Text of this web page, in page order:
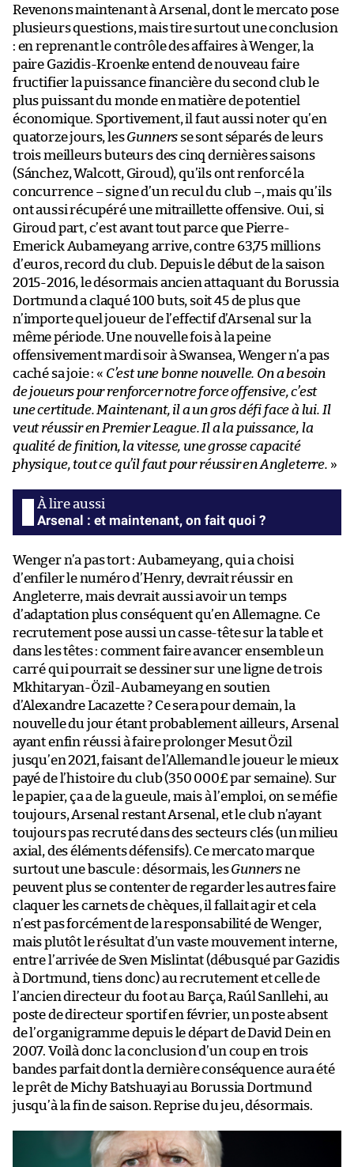
Revenons maintenant à Arsenal, dont le mercato pose
plusieurs questions, mais tire surtout une conclusion
: en reprenant le contrôle des affaires à Wenger, la
paire Gazidis-Kroenke entend de nouveau faire
fructifier la puissance financière du second club le
plus puissant du monde en matière de potentiel
économique. Sportivement, il faut aussi noter qu’en
quatorze jours, lesGunners se sont séparés de leurs
trois meilleurs buteurs des cinq dernières saisons
(Sánchez, Walcott, Giroud), qu’ils ont renforcé la
concurrence – signe d’un recul du club –, mais qu’ils
ont aussi récupéré une mitraillette offensive. Oui, si
Giroud part, c’est avant tout parce que Pierre-
Emerick Aubameyang arrive, contre 63,75 millions
d’euros, record du club. Depuis le début de la saison
2015-2016, le désormais ancien attaquant du Borussia
Dortmund a claqué 100 buts, soit 45 de plus que
n’importe quel joueur de l’effectif d’Arsenal sur la
même période. Une nouvelle fois à la peine
offensivement mardi soir à Swansea, Wenger n’a pas
caché sa joie : « C’est une bonne nouvelle. On a besoin
de joueurs pour renforcer notre force offensive, c’est
une certitude. Maintenant, il a un gros défi face à lui. Il
veut réussir en Premier League. Il a la puissance, la
qualité de finition, la vitesse, une grosse capacité
physique, tout ce qu’il faut pour réussir en Angleterre. »
Arsenal : et maintenant, on fait quoi ?
Wenger n’a pas tort : Aubameyang, qui a choisi
d’enfiler le numéro d’Henry, devrait réussir en
Angleterre, mais devrait aussi avoir un temps
d’adaptation plus conséquent qu’en Allemagne. Ce
recrutement pose aussi un casse-tête sur la table et
dans les têtes : comment faire avancer ensemble un
carré qui pourrait se dessiner sur une ligne de trois
Mkhitaryan-Özil-Aubameyang en soutien
d’Alexandre Lacazette ? Ce sera pour demain, la
nouvelle du jour étant probablement ailleurs, Arsenal
ayant enfin réussi à faire prolonger Mesut Özil
jusqu’en 2021, faisant de l’Allemand le joueur le mieux
payé de l’histoire du club (350 000£ par semaine). Sur
le papier, ça a de la gueule, mais à l’emploi, on se méfie
toujours, Arsenal restant Arsenal, et le club n’ayant
toujours pas recruté dans des secteurs clés (un milieu
axial, des éléments défensifs). Ce mercato marque
surtout une bascule : désormais, lesGunnersne
peuvent plus se contenter de regarder les autres faire
claquer les carnets de chèques, il fallait agir et cela
n’est pas forcément de la responsabilité de Wenger,
mais plutôt le résultat d’un vaste mouvement interne,
entre l’arrivée de Sven Mislintat (débusqué par Gazidis
à Dortmund, tiens donc) au recrutement et celle de
l’ancien directeur du foot au Barça, Raúl Sanllehi, au
poste de directeur sportif en février, un poste absent
de l’organigramme depuis le départ de David Dein en
2007. Voilà donc la conclusion d’un coup en trois
bandes parfait dont la dernière conséquence aura été
le prêt de Michy Batshuayi au Borussia Dortmund
jusqu’à la fin de saison. Reprise du jeu, désormais.